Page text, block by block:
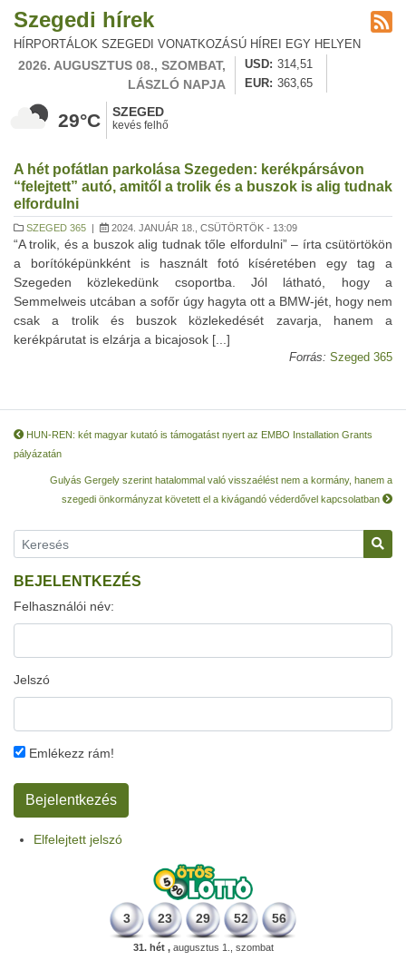
Szegedi hírek
HÍRPORTÁLOK SZEGEDI VONATKOZÁSÚ HÍREI EGY HELYEN
2026. AUGUSZTUS 08., SZOMBAT,
LÁSZLÓ NAPJA
USD
314,51
EUR
363,65
29°C SZEGED
kevés felhő
A hét pofátlan parkolása Szegeden: kerékpársávon
“felejtett” autó, amitől a trolik és a buszok is alig tudnak
elfordulni
SZEGED 365 | 2024. JANUÁR 18., CSÜTÖRTÖK - 13:09
“A trolik, és a buszok alig tudnak tőle elfordulni” – írta csütörtökön
a borítóképünkként is használt fotó kíséretében egy tag a
Szegeden közlekedünk csoportba. Jól látható, hogy a
Semmelweis utcában a sofőr úgy hagyta ott a BMW-jét, hogy nem
csak a trolik és buszok közlekedését zavarja, hanem a
kerékpárutat is elzárja a bicajosok [...]
Forrás: Szeged 365
HUN-REN: két magyar kutató is támogatást nyert az EMBO Installation Grants
pályázatán
Gulyás Gergely szerint hatalommal való visszaélést nem a kormány, hanem a
szegedi önkormányzat követett el a kivágandó véderdővel kapcsolatban
BEJELENTKEZÉS
Felhasználói név:
Jelszó
Emlékezz rám!
Elfelejtett jelszó
3 23 29 52 56
31. hét ,augusztus 1., szombat